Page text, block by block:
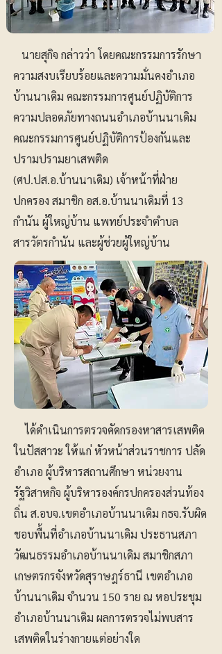
นายสุกิจ กล่าวว่า โดยคณะกรรมการรักษา
ความสงบเรียบร้อยและความมั่นคงอำเภอ
บ้านนาเดิม คณะกรรมการศูนย์ปฏิบัติการ
ความปลอดภัยทางถนนอำเภอบ้านนาเดิม
คณะกรรมการศูนย์ปฏิบัติการป้องกันและ
ปรามปรามยาเสพติด
(ศป.ปส.อ.บ้านนาเดิม) เจ้าหน้าที่ฝ่าย
ปกครอง สมาชิก อส.อ.บ้านนาเดิมที่ 13
กำนัน ผู้ใหญ่บ้าน แพทย์ประจำตำบล
สารวัตรกำนัน และผู้ช่วยผู้ใหญ่บ้าน
ได้ดำเนินการตรวจคัดกรองหาสารเสพติด
ในปัสสาวะ ให้แก่ หัวหน้าส่วนราชการ ปลัด
อำเภอ ผู้บริหารสถานศึกษา หน่วยงาน
รัฐวิสาหกิจ ผู้บริหารองค์กรปกครองส่วนท้อง
ถิ่น ส.อบจ.เขตอำเภอบ้านนาเดิม กธจ.รับผิด
ชอบพื้นที่อำเภอบ้านนาเดิม ประธานสภา
วัฒนธรรมอำเภอบ้านนาเดิม สมาชิกสภา
เกษตรกรจังหวัดสุราษฎร์ธานี เขตอำเภอ
บ้านนาเดิม จำนวน 150 ราย ณ หอประชุม
อำเภอบ้านนาเดิม ผลการตรวจไม่พบสาร
เสพติดในร่างกายแต่อย่างใด